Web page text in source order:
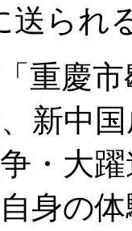
送られ
重慶市
新中
・大
身の